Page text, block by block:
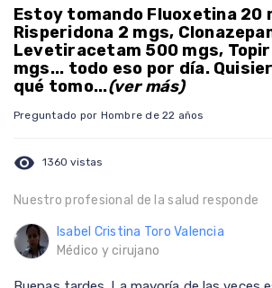
Estoy tomando Fluoxetina 20
Risperidona 2 mgs,
Levetiracetam 500 mgs,
mgs... todo eso por día.
qué tomo...(ver más)
Preguntado por Hombre de 22 años
visibility 1360 vistas
Nuestro profesional de la salud responde
Isabel Cristina Toro Valencia
Médico y cirujano